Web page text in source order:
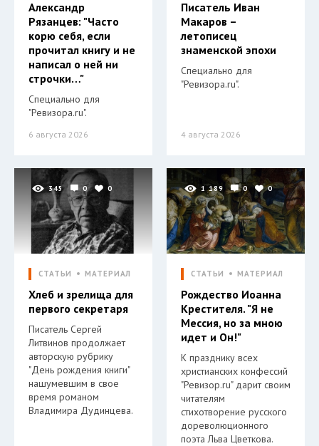
Александр
Рязанцев: "Часто
корю себя, если
прочитал книгу и не
написал о ней ни
строчки…"
Специально для
"Ревизора.ru".
6 августа 2026
Писатель Иван
Макаров –
летописец
знаменской эпохи
Специально для
"Ревизора.ru".
4 августа 2026
345 0 0
СТАТЬИ МАТЕРИАЛ
Хлеб и зрелища для
первого секретаря
Писатель Сергей
Литвинов продолжает
авторскую рубрику
"День рождения книги"
нашумевшим в свое
время романом
Владимира Дудинцева.
1 189 0 0
СТАТЬИ МАТЕРИАЛ
Рождество Иоанна
Крестителя. "Я не
Мессия, но за мною
идет и Он!"
К празднику всех
христианских конфессий
"Ревизор.ru" дарит своим
читателям
стихотворение русского
дореволюционного
поэта Льва Цветкова.